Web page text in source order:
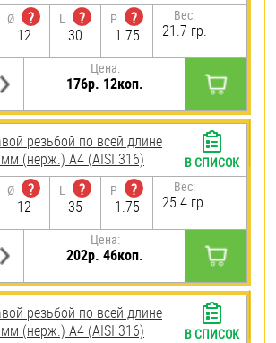
Ø
?
12
L
?
30
P
?
1.75
Вес:
21.7 гр.
Цена:
176р. 12коп.
резьбой по всей длине
(нерж.) A4 (AISI 316)
Ø
?
12
L
?
35
P
?
1.75
Вес:
25.4 гр.
Цена:
202р. 46коп.
В СПИСОК
резьбой по всей длине
(нерж.) A4 (AISI 316)
В СПИСОК